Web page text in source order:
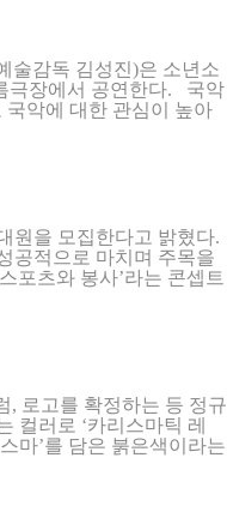
술감독 김성진)은 소년소
극장에서 공연한다. 국악
악에 대한 관심이 높아
원을 모집한다고 밝혔다.
공적으로 마치며 주목을
포츠와 봉사’라는 콘셉트
, 로고를 확정하는 등 정규
컬러로 ‘카리스마틱 레
마’를 담은 붉은색이라는